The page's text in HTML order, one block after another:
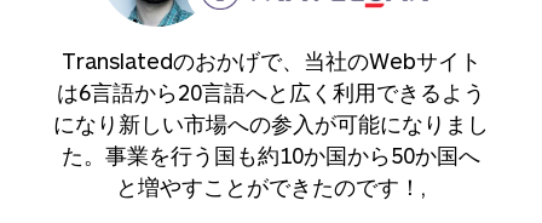
Translatedのおかげで、当社のWebサイト
は6言語から20言語へと広く利用できるよう
になり新しい市場への参入が可能になりまし
た。事業を行う国も約10か国から50か国へ
と増やすことができたのです！,